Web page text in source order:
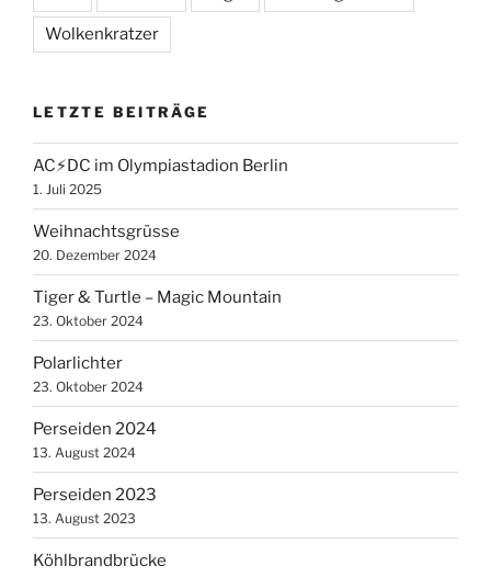
Wolkenkratzer
LETZTE BEITRÄGE
AC⚡️DC im Olympiastadion Berlin
1. Juli 2025
Weihnachtsgrüsse
20. Dezember 2024
Tiger & Turtle – Magic Mountain
23. Oktober 2024
Polarlichter
23. Oktober 2024
Perseiden 2024
13. August 2024
Perseiden 2023
13. August 2023
Köhlbrandbrücke